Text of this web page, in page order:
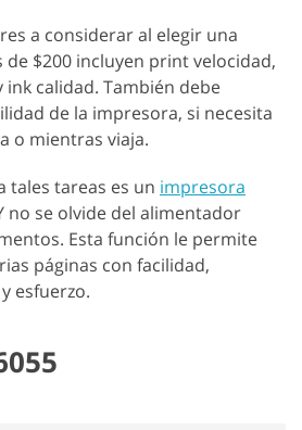
a considerar al elegir una
$200 incluyen print velocidad,
ink calidad. También debe
de la impresora, si necesita
o mientras viaja.
tales tareas es un impresora
no se olvide del alimentador
Esta función le permite
páginas con facilidad,
esfuerzo.